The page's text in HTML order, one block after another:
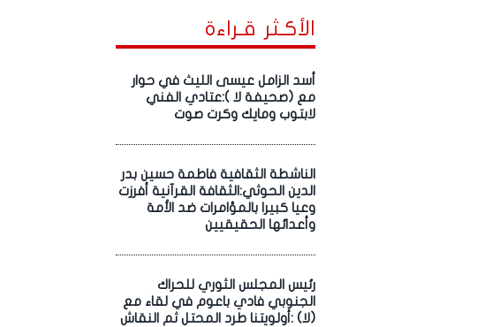
الأكـثر قـراءة
أسد الزامل عيسى الليث في حوار
مع (صحيفة لا ):عتادي الفني
لابتوب ومايك وكرت صوت
الناشطة الثقافية فاطمة حسين بدر
الدين الحوثي:الثقافة القرآنية أفرزت
وعيا كبيرا بالمؤامرات ضد الأمة
وأعدائها الحقيقيين
رئيس المجلس الثوري للحراك
الجنوبي فادي باعوم في لقاء مع
(لا) :أولويتنا طرد المحتل ثم النقاش